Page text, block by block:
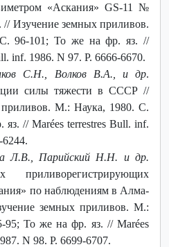
«Аскания» GS-11 №
// Изучение земных приливов.
96-101; То же на фр. яз. //
inf. 1986. N 97. P. 6666-6670.
С.Н., Волков В.А., и др.
силы тяжести в СССР //
М.: Наука, 1980. С.
// Marées terrestres Bull. inf.
6244.
Л.B., Парийский Н.Н. и др.
приливорегистрирующих
по наблюдениям в Алма-
земных приливов. М.:
95; То же на фр. яз. // Marées
N 98. P. 6699-6707.